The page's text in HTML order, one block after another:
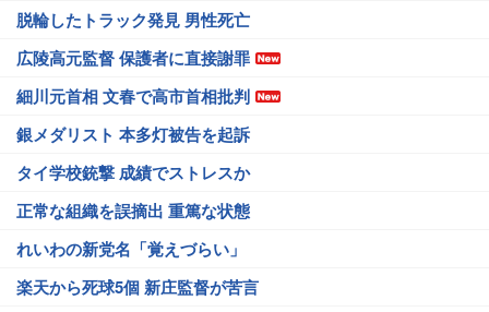
脱輪したトラック発見 男性死亡
広陵高元監督 保護者に直接謝罪
細川元首相 文春で高市首相批判
銀メダリスト 本多灯被告を起訴
タイ学校銃撃 成績でストレスか
正常な組織を誤摘出 重篤な状態
れいわの新党名「覚えづらい」
楽天から死球5個 新庄監督が苦言